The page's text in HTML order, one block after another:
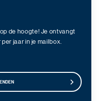
de hoogte! Je ontvangt
jaar in je mailbox.